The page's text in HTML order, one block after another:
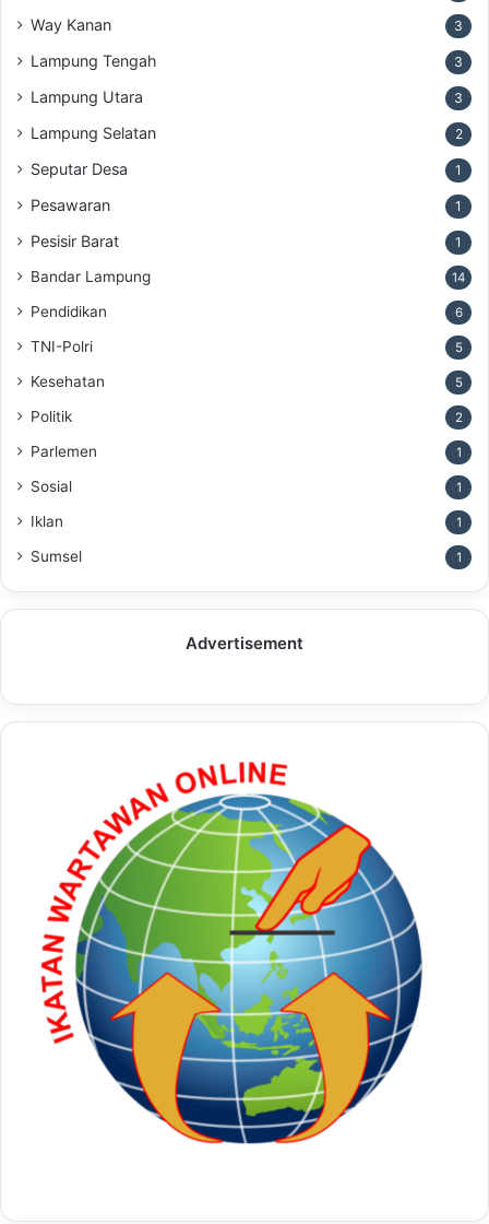
Way Kanan 3
Lampung Tengah 3
Lampung Utara 3
Lampung Selatan 2
Seputar Desa 1
Pesawaran 1
Pesisir Barat 1
Bandar Lampung 14
Pendidikan 6
TNI-Polri 5
Kesehatan 5
Politik 2
Parlemen 1
Sosial 1
Iklan 1
Sumsel 1
Advertisement